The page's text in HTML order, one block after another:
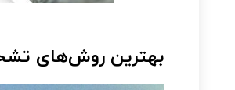
بهترین روش‌های